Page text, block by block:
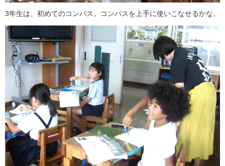
3年生は、初めてのコンパス。コンパスを上手に使いこなせるかな。